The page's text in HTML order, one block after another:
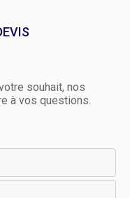
souhait, nos
à vos questions.